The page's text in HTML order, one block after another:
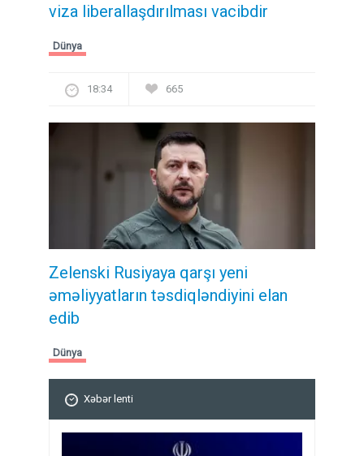
viza liberallaşdırılması vacibdir
Dünya
18:34 665
Zelenski Rusiyaya qarşı yeni
əməliyyatların təsdiqləndiyini elan
edib
Dünya
Xəbər lenti